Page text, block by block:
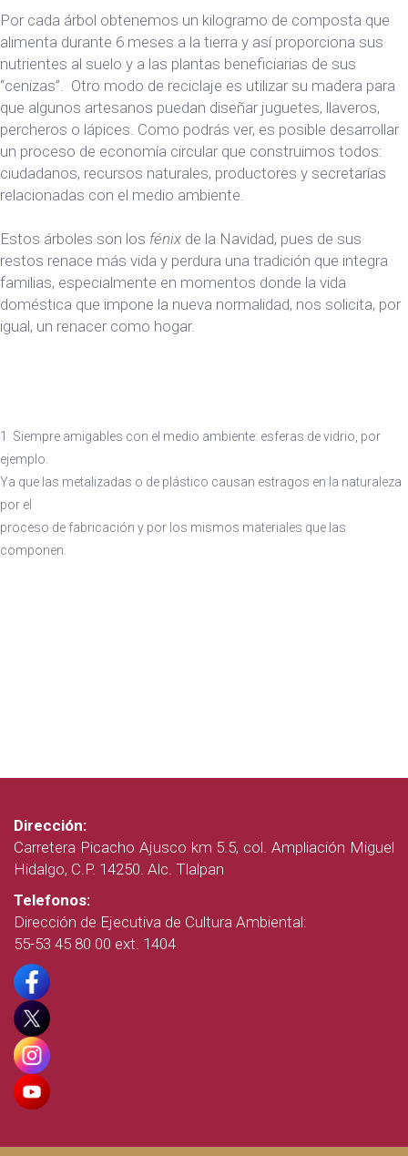
Por cada árbol obtenemos un kilogramo de composta que
alimenta durante 6 meses a la tierra y así proporciona sus
nutrientes al suelo y a las plantas beneficiarias de sus
“cenizas”. Otro modo de reciclaje es utilizar su madera para
que algunos artesanos puedan diseñar juguetes, llaveros,
percheros o lápices. Como podrás ver, es posible desarrollar
un proceso de economía circular que construimos todos:
ciudadanos, recursos naturales, productores y secretarías
relacionadas con el medio ambiente.
Estos árboles son los fénix de la Navidad, pues de sus
restos renace más vida y perdura una tradición que integra
familias, especialmente en momentos donde la vida
doméstica que impone la nueva normalidad, nos solicita, por
igual, un renacer como hogar.
1 Siempre amigables con el medio ambiente: esferas de vidrio, por
ejemplo.
Ya que las metalizadas o de plástico causan estragos en la naturaleza
por el
proceso de fabricación y por los mismos materiales que las
componen.
Dirección:
Carretera Picacho Ajusco km 5.5, col. Ampliación Miguel
Hidalgo, C.P. 14250. Alc. Tlalpan
Telefonos:
Dirección de Ejecutiva de Cultura Ambiental:
55-53 45 80 00 ext. 1404